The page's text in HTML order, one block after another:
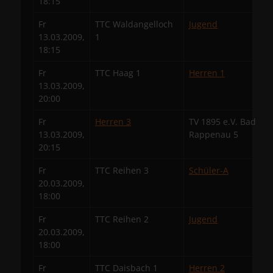
Fr
13.03.2009,
18:15
TTC Waldangelloch
1
Jugend
Fr
13.03.2009,
20:00
TTC Haag 1 Herren 1
Fr
13.03.2009,
20:15
Herren 3
TV 1895 e.V. Bad
Rappenau 5
Fr
20.03.2009,
18:00
TTC Reihen 3 Schüler-A
Fr
20.03.2009,
18:00
TTC Reihen 2 Jugend
Fr TTC Daisbach 1 Herren 2